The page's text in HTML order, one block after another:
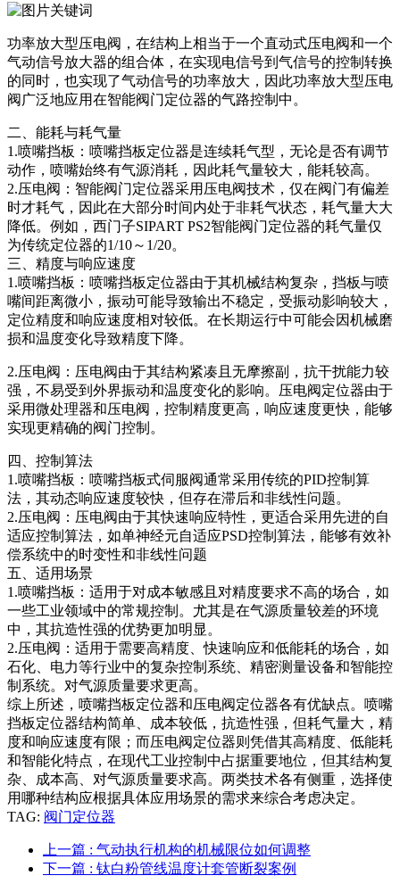
功率放大型压电阀，在结构上相当于一个直动式压电阀和一个
气动信号放大器的组合体，在实现电信号到气信号的控制转换
的同时，也实现了气动信号的功率放大，因此功率放大型压电
阀广泛地应用在智能阀门定位器的气路控制中。
二、能耗与耗气量‌
1‌.喷嘴挡板：喷嘴挡板定位器是连续耗气型，无论是否有调节
动作，喷嘴始终有气源消耗，因此耗气量较大，能耗较高。
2.压电阀：智能阀门定位器采用压电阀技术，仅在阀门有偏差
时才耗气，因此在大部分时间内处于非耗气状态，耗气量大大
降低。例如，西门子SIPART PS2智能阀门定位器的耗气量仅
为传统定位器的1/10～1/20。
三、精度与响应速度‌
1.喷嘴挡板：喷嘴挡板定位器由于其机械结构复杂，挡板与喷
嘴间距离微小，振动可能导致输出不稳定，受振动影响较大，
定位精度和响应速度相对较低。在长期运行中可能会因机械磨
损和温度变化导致精度下降。
2.压电阀：压电阀由于其结构紧凑且无摩擦副，抗干扰能力较
强，不易受到外界振动和温度变化的影响。压电阀定位器由于
采用微处理器和压电阀，控制精度更高，响应速度更快，能够
实现更精确的阀门控制。
四、控制算法
‌1.喷嘴挡板：喷嘴挡板式伺服阀通常采用传统的PID控制算
法，其动态响应速度较快，但存在滞后和非线性问题。
2.压电阀：压电阀由于其快速响应特性，更适合采用先进的自
适应控制算法，如单神经元自适应PSD控制算法，能够有效补
偿系统中的时变性和非线性问题
五、适用场景‌
1‌.喷嘴挡板：适用于对成本敏感且对精度要求不高的场合，如
一些工业领域中的常规控制。尤其是在气源质量较差的环境
中，其抗造性强的优势更加明显。
2.压电阀：适用于需要高精度、快速响应和低能耗的场合，如
石化、电力等行业中的复杂控制系统、精密测量设备和智能控
制系统。对气源质量要求更高。
综上所述，喷嘴挡板定位器和压电阀定位器各有优缺点。喷嘴
挡板定位器结构简单、成本较低，抗造性强，但耗气量大，精
度和响应速度有限；而压电阀定位器则凭借其高精度、低能耗
和智能化特点，在现代工业控制中占据重要地位，但其结构复
杂、成本高、对气源质量要求高。两类技术各有侧重，选择使
用哪种结构应根据具体应用场景的需求来综合考虑决定。
TAG: 阀门定位器
上一篇 : 气动执行机构的机械限位如何调整
下一篇 : 钛白粉管线温度计套管断裂案例